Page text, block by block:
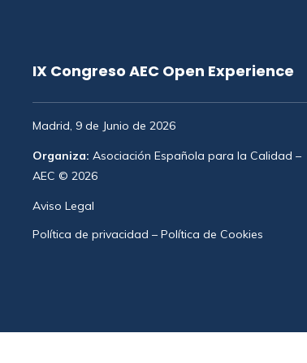
IX Congreso AEC Open Experience
Madrid, 9 de Junio de 2026
Organiza: Asociación Española para la Calidad –
AEC © 2026
Aviso Legal
Política de privacidad – Política de Cookies